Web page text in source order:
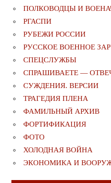
ПОЛКОВОДЦЫ И
РГАСПИ
РУБЕЖИ РОССИИ
РУССКОЕ ВОЕННОЕ
СПЕЦСЛУЖБЫ
СПРАШИВАЕТЕ —
СУЖДЕНИЯ. ВЕРСИИ
ТРАГЕДИЯ ПЛЕНА
ФАМИЛЬНЫЙ АРХИВ
ФОРТИФИКАЦИЯ
ФОТО
ХОЛОДНАЯ ВОЙНА
ЭКОНОМИКА И